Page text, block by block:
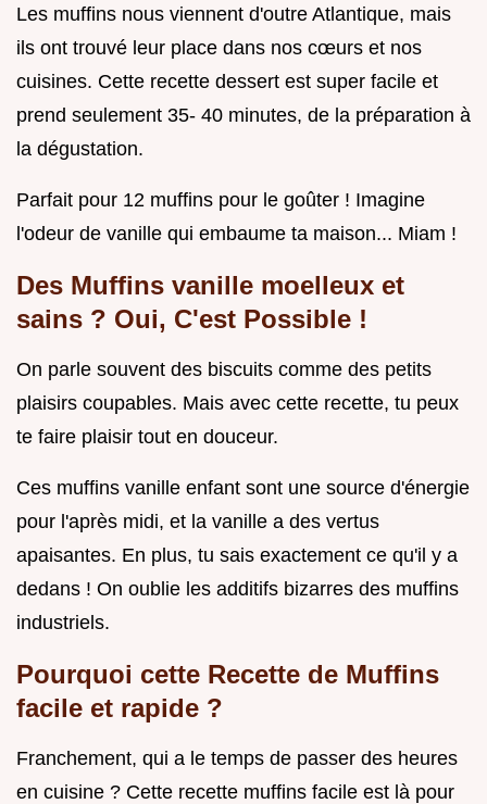
Les muffins nous viennent d'outre Atlantique, mais
ils ont trouvé leur place dans nos cœurs et nos
cuisines. Cette recette dessert est super facile et
prend seulement 35- 40 minutes, de la préparation à
la dégustation.
Parfait pour 12 muffins pour le goûter ! Imagine
l'odeur de vanille qui embaume ta maison... Miam !
Des Muffins vanille moelleux et
sains ? Oui, C'est Possible !
On parle souvent des biscuits comme des petits
plaisirs coupables. Mais avec cette recette, tu peux
te faire plaisir tout en douceur.
Ces muffins vanille enfant sont une source d'énergie
pour l'après midi, et la vanille a des vertus
apaisantes. En plus, tu sais exactement ce qu'il y a
dedans ! On oublie les additifs bizarres des muffins
industriels.
Pourquoi cette Recette de Muffins
facile et rapide ?
Franchement, qui a le temps de passer des heures
en cuisine ? Cette recette muffins facile est là pour